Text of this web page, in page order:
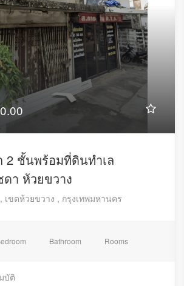
2 ชั้นพร้อมที่ดินทำเล
า ห้วยขวาง
เขตห้วยขวาง , กรุงเทพมหานคร
Bathroom Rooms
บัติ